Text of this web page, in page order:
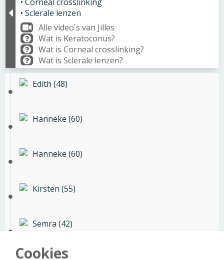
• Sclerale lenzen
Alle video's van Jilles
Wat is Keratoconus?
Wat is Corneal crosslinking?
Wat is Sclerale lenzen?
Edith (48)
Hanneke (60)
Hanneke (60)
Kirsten (55)
Semra (42)
Cookies